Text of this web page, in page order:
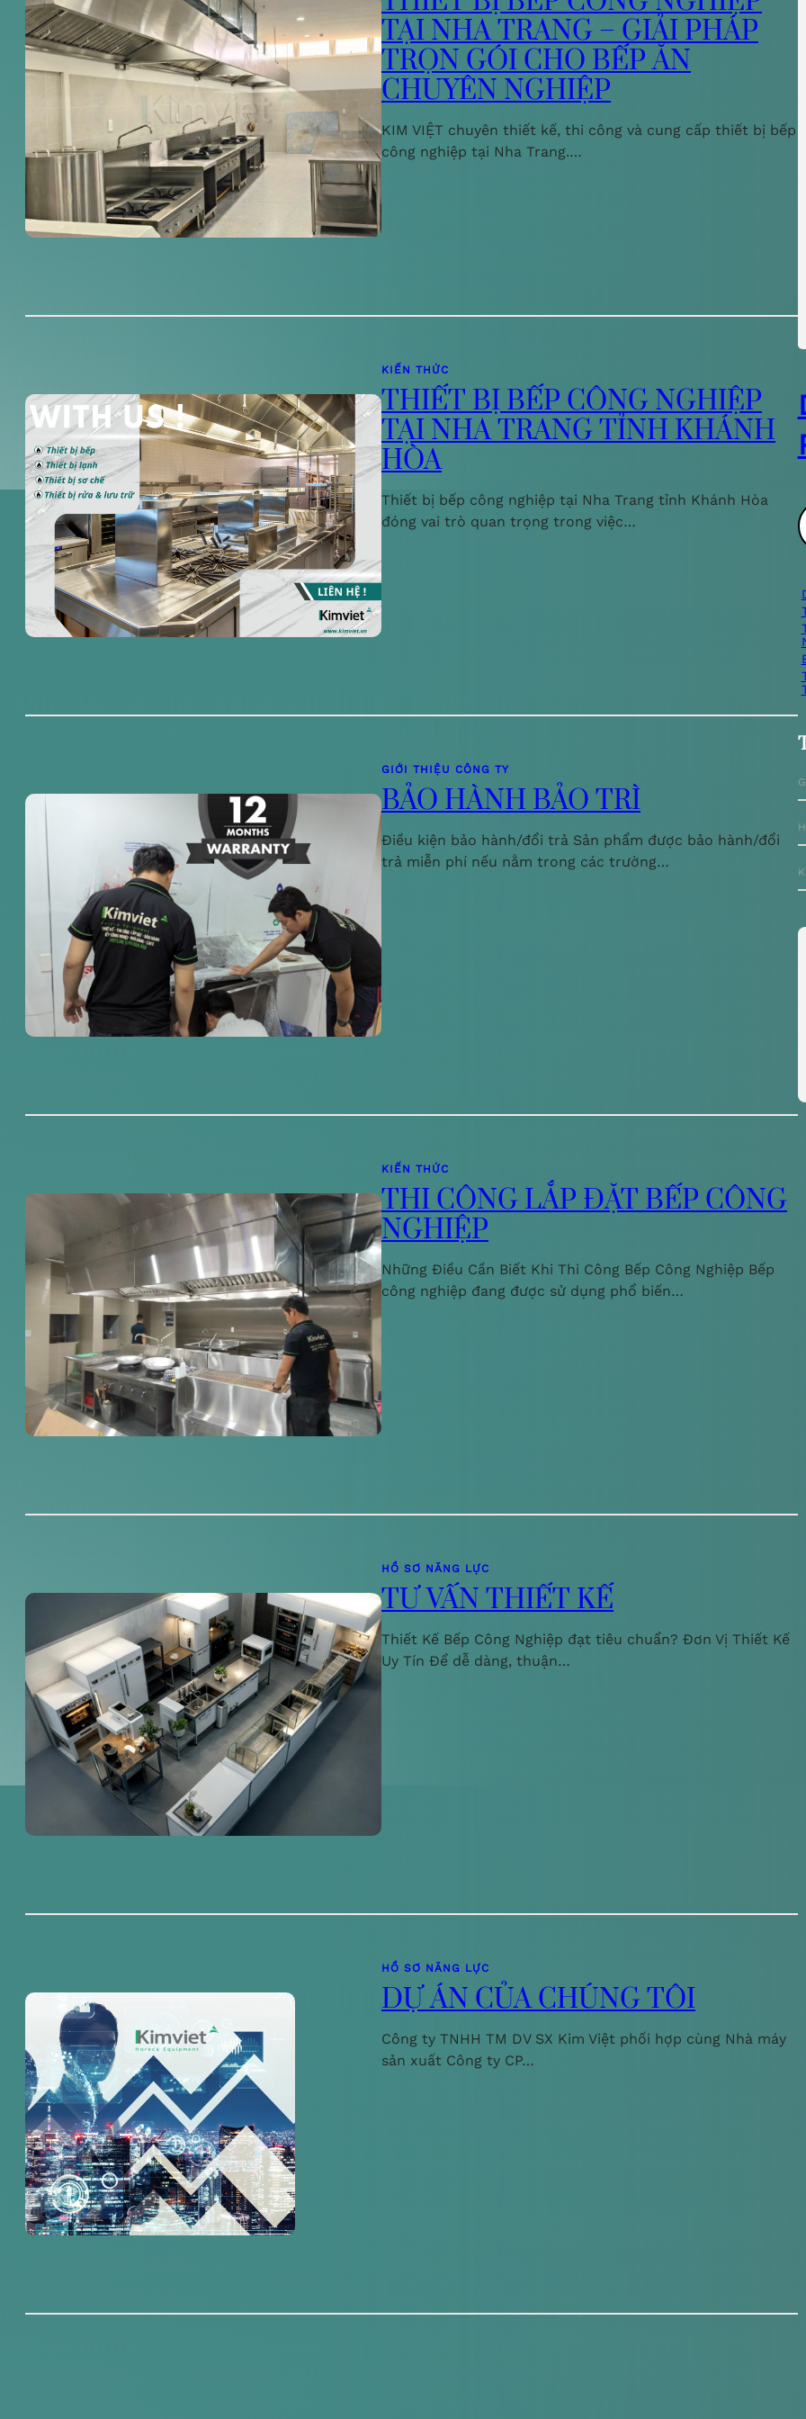
TẠI NHA TRANG – GIẢI PHÁP
TRỌN GÓI CHO BẾP ĂN
CHUYÊN NGHIỆP
KIM VIỆT chuyên thiết kế, thi công và cung cấp thiết bị bếp
công nghiệp tại Nha Trang.…
KIẾN THỨC
THIẾT BỊ BẾP CÔNG NGHIỆP
TẠI NHA TRANG TỈNH KHÁNH
HÒA
Thiết bị bếp công nghiệp tại Nha Trang tỉnh Khánh Hòa
đóng vai trò quan trọng trong việc…
GIỚI THIỆU CÔNG TY
BẢO HÀNH BẢO TRÌ
Điều kiện bảo hành/đổi trả Sản phẩm được bảo hành/đổi
trả miễn phí nếu nằm trong các trường…
KIẾN THỨC
THI CÔNG LẮP ĐẶT BẾP CÔNG
NGHIỆP
Những Điều Cần Biết Khi Thi Công Bếp Công Nghiệp Bếp
công nghiệp đang được sử dụng phổ biến…
HỒ SƠ NĂNG LỰC
TƯ VẤN THIẾT KẾ
Thiết Kế Bếp Công Nghiệp đạt tiêu chuẩn? Đơn Vị Thiết Kế
Uy Tín Để dễ dàng, thuận…
HỒ SƠ NĂNG LỰC
DỰ ÁN CỦA CHÚNG TÔI
Công ty TNHH TM DV SX Kim Việt phối hợp cùng Nhà máy
sản xuất Công ty CP…
i